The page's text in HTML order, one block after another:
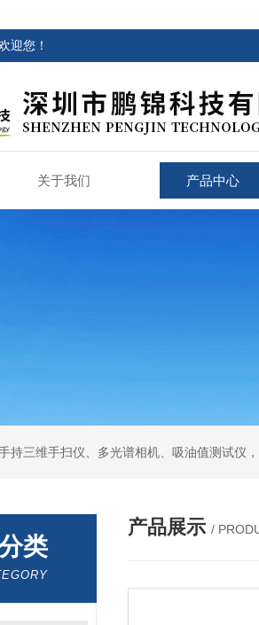
迎您！
关于我们 产品中心
持三维手扫仪、多光谱相机、吸油值测试仪
类
产品展示 /